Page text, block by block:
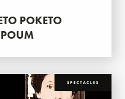
POKETO
SPECTACLES